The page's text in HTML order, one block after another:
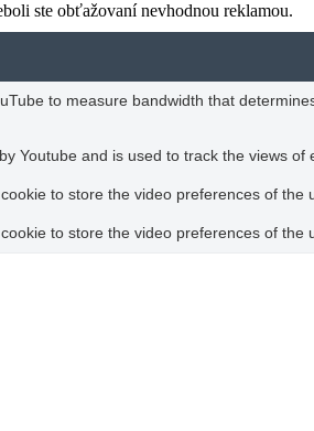
ste obťažovaní nevhodnou reklamou.
to measure bandwidth that
Youtube and is used to track the views
to store the video preferences of the
to store the video preferences of the